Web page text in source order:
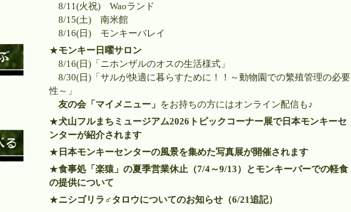
8/11(火祝) Waoランド
8/15(土) 南米館
8/16(日) モンキーバレイ
★モンキー日曜サロン
8/16(日)「ニホンザルのオスの生活様式」
8/30(日)「サルが快適に暮らすために！！～動物園での繁殖管理の必要
性～」
友の会「マイメニュー」 をお持ちの方にはオンライン配信も♪
★犬山フルまちミュージアム2026トピックコーナー展で日本モンキーセ
ンターが紹介されます
★ 日本モンキーセンターの風景を集めた写真展が開催されます
★食事処「楽猿」の夏季営業休止（7/4～9/13）とモンキーバーでの軽食
の提供について
★ニシゴリラ♂タロウについてのお知らせ（6/21追記）